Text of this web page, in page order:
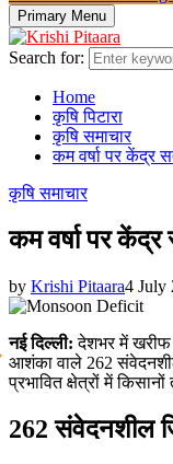
Primary Menu
Search for:
Home
कृषि पिटारा
कृषि समाचार
कम वर्षा पर केंद्र
कृषि समाचार
कम वर्षा पर केंद्र
by Krishi Pitaara4 July
नई दिल्ली: देशभर में खरीफ
आशंका वाले 262 संवेदनशील
प्रभावित क्षेत्रों में
262 संवेदनशील